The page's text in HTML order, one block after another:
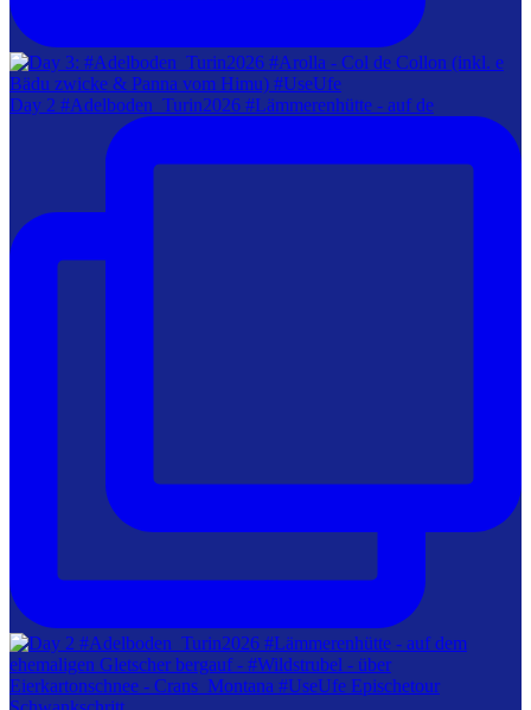
Day 2 #Adelboden_Turin2026 #Lämmerenhütte - auf de